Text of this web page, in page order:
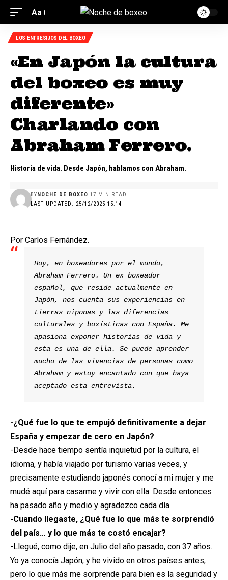
Aa
LOS ENTRESIJOS DEL BOXEO
«En Japón la cultura
del boxeo es muy
diferente»
Charlando con
Abraham Ferrero.
Historia de vida. Desde Japón, hablamos con Abraham.
LAST UPDATED: 25/12/2025 15:14
BYNOCHE DE BOXEO 17 MIN READ
Por Carlos Fernández.
Hoy, en boxeadores por el mundo,
Abraham Ferrero. Un ex boxeador
español, que reside actualmente en
Japón, nos cuenta sus experiencias en
tierras niponas y las diferencias
culturales y boxísticas con España. Me
apasiona exponer historias de vida y
esta es una de ella. Se puede aprender
mucho de las vivencias de personas como
Abraham y estoy encantado con que haya
aceptado esta entrevista.
-¿Qué fue lo que te empujó definitivamente a dejar
España y empezar de cero en Japón?
-Desde hace tiempo sentía inquietud por la cultura, el
idioma, y había viajado por turismo varias veces, y
precisamente estudiando japonés conocí a mi mujer y me
mudé aquí para casarme y vivir con ella. Desde entonces
ha pasado año y medio y agradezco cada día.
-Cuando llegaste, ¿Qué fue lo que más te sorprendió
del país… y lo que más te costó encajar?
-Llegué, como dije, en Julio del año pasado, con 37 años.
Yo ya conocía Japón, y he vivido en otros países antes,
pero lo que más me sorprende para bien es la seguridad y